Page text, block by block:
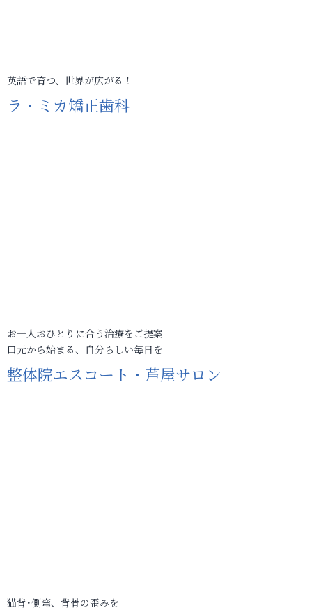
英語で育つ、世界が広がる！
ラ・ミカ矯正歯科
お一人おひとりに合う治療をご提案
口元から始まる、自分らしい毎日を
整体院エスコート・芦屋サロン
猫背･側弯、背骨の歪みを